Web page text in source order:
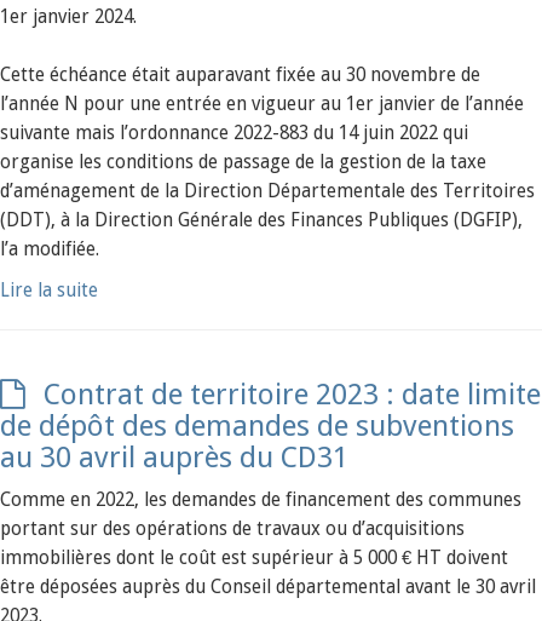
1er janvier 2024.
Cette échéance était auparavant fixée au 30 novembre de
l’année N pour une entrée en vigueur au 1er janvier de l’année
suivante mais l’ordonnance 2022-883 du 14 juin 2022 qui
organise les conditions de passage de la gestion de la taxe
d’aménagement de la Direction Départementale des Territoires
(DDT), à la Direction Générale des Finances Publiques (DGFIP),
l’a modifiée.
Lire la suite
Contrat de territoire 2023 : date limite
de dépôt des demandes de subventions
au 30 avril auprès du CD31
Comme en 2022, les demandes de financement des communes
portant sur des opérations de travaux ou d’acquisitions
immobilières dont le coût est supérieur à 5 000 € HT doivent
être déposées auprès du Conseil départemental avant le 30 avril
2023.